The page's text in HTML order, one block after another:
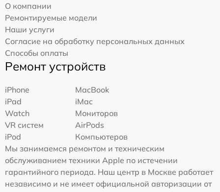
О компании
Ремонтируемые модели
Наши услуги
Согласие на обработку персональных данных
Способы оплаты
Ремонт устройств
iPhone
MacBook
iPad
iMac
Watch
Мониторов
VR систем
AirPods
iPod
Компьютеров
Мы занимаемся ремонтом и техническим
обслуживанием техники Apple по истечении
гарантийного периода. Наш центр в Москве работает
независимо и не имеет официальной авторизации от